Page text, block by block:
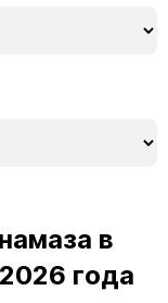
в
года